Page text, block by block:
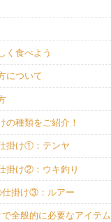
く食べよう
について
の種類をご紹介！
掛け①：テンヤ
掛け②：ウキ釣り
仕掛け③：ルアー
全般的に必要なアイテム